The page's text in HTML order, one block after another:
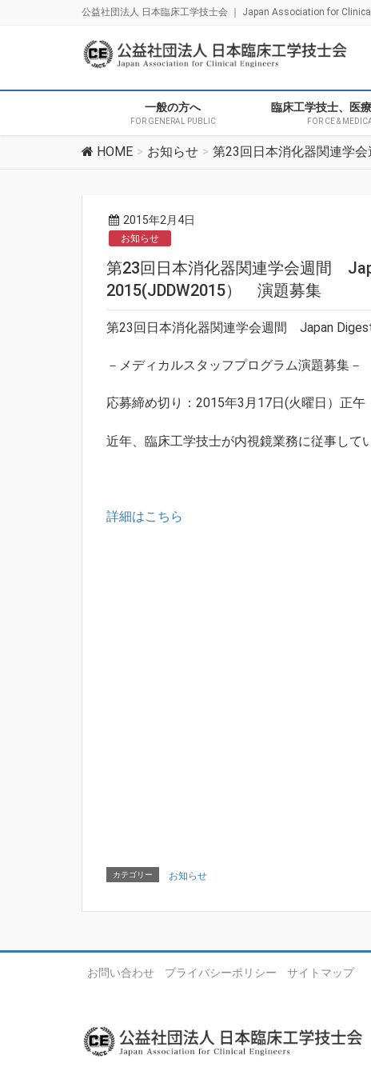
公益社団法人 日本臨床工学技士会 ｜ Japan Association for
一般の方へ
FOR GENERAL PUBLIC
臨床工学技士、医
FOR CE &
HOME お知らせ 第23回日本消化器関連学
2015年2月4日
お知らせ
第23回日本消化器関連学会週間
2015(JDDW2015） 演題募集
第23回日本消化器関連学会週間 Japan
－メディカルスタッフプログラム演題募集－
応募締め切り：2015年3月17日(火曜日）正午
近年、臨床工学技士が内視鏡業務に従事して
詳細はこちら
カテゴリー お知らせ
お問い合わせ プライバシーポリシー サイトマップ